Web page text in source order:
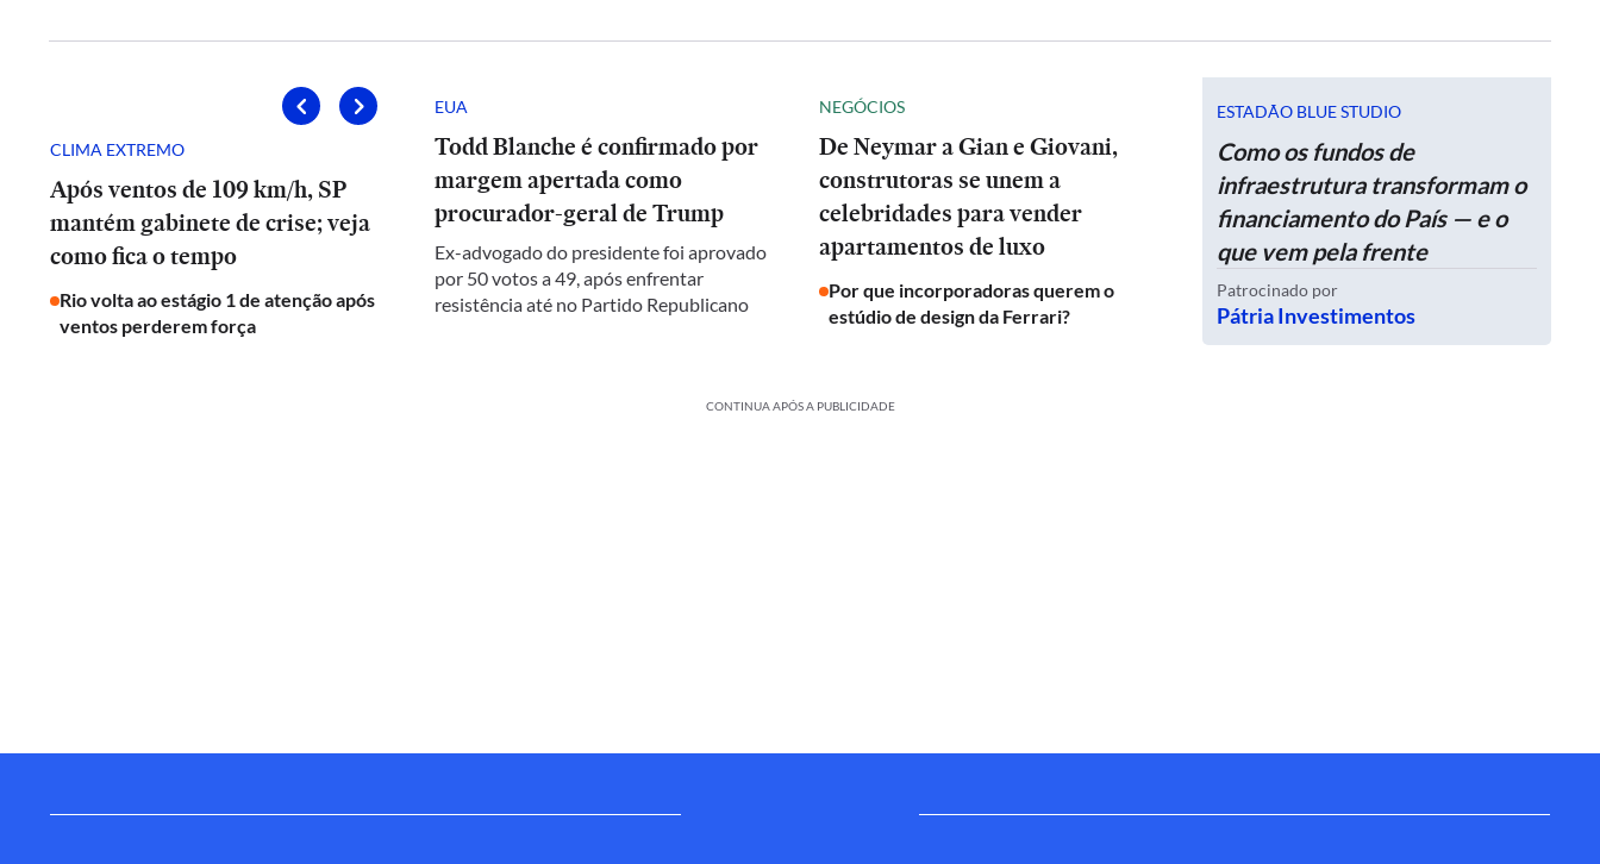
CLIMA EXTREMO
Após ventos de 109 km/h, SP
mantém gabinete de crise; veja
como fica o tempo
Rio volta ao estágio 1 de atenção após
ventos perderem força
EUA
Todd Blanche é confirmado por
margem apertada como
procurador-geral de Trump
Ex-advogado do presidente foi aprovado
por 50 votos a 49, após enfrentar
resistência até no Partido Republicano
NEGÓCIOS
De Neymar a Gian e Giovani,
construtoras se unem a
celebridades para vender
apartamentos de luxo
Por que incorporadoras querem o
estúdio de design da Ferrari?
ESTADÃO BLUE STUDIO
Como os fundos de
infraestrutura transformam o
financiamento do País — e o
que vem pela frente
Patrocinado por
Pátria Investimentos
CONTINUA APÓS A PUBLICIDADE